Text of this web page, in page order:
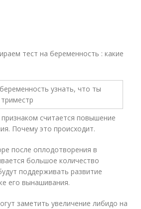
тест на беременность : какие
считается повышение
Почему это происходит.
после оплодотворения в
большое количество
поддерживать развитие
его вынашивания.
заметить увеличение либидо на